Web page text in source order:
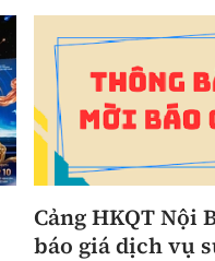
Cảng HKQT Nội
báo giá dịch vụ